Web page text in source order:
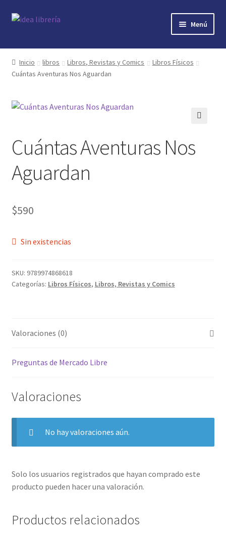
Ir
Ir
Menú
Inicio
contacto
libros
nosotros
novedades
preguntas
Inicio libros Libros, Revistas y Comics
Libros Físicos
Cuántas Aventuras Nos Aguardan
Cuántas Aventuras Nos
Aguardan
$590
Sin existencias
SKU: 9789974868618
Categorías: Libros Físicos, Libros, Revistas y Comics
Valoraciones (0)
Preguntas de Mercado Libre
Valoraciones
No hay valoraciones aún.
Solo los usuarios registrados que hayan comprado este
producto pueden hacer una valoración.
Productos relacionados